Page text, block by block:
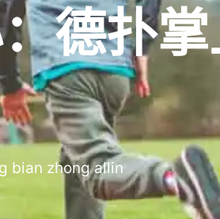
德扑
bian zhong allin